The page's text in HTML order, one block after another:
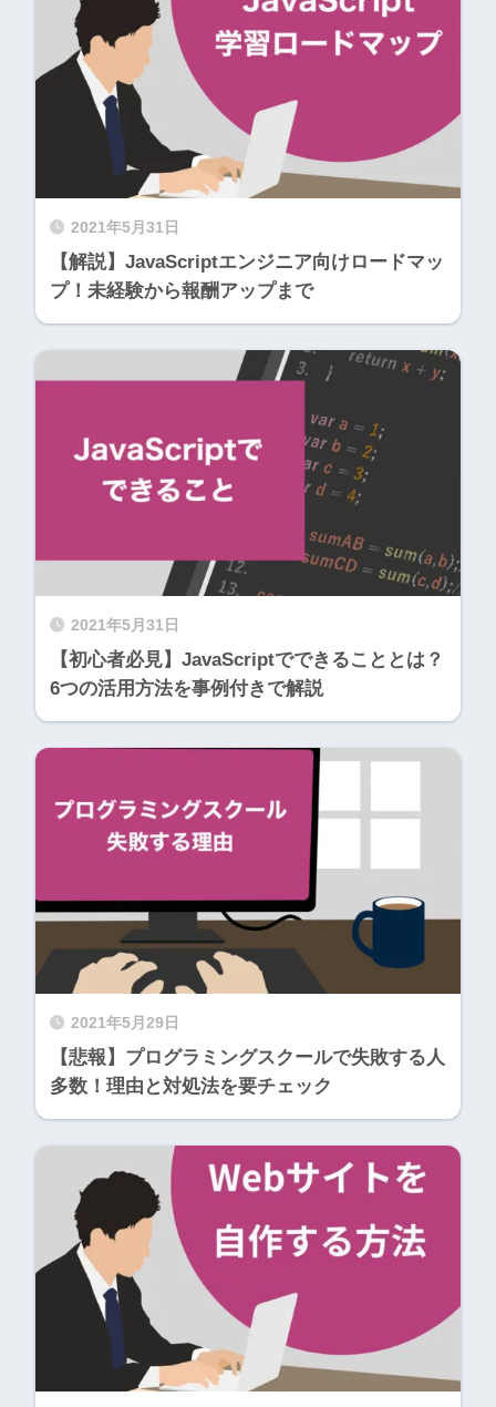
2021年5月31日
【解説】JavaScriptエンジニア向けロードマッ
プ！未経験から報酬アップまで
2021年5月31日
【初心者必見】JavaScriptでできることとは？
6つの活用方法を事例付きで解説
2021年5月29日
【悲報】プログラミングスクールで失敗する人
多数！理由と対処法を要チェック